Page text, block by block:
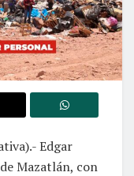
Edgar
Mazatlán, con